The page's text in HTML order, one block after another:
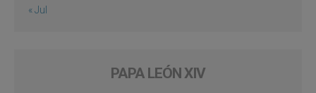
« Jul
PAPA LEÓN XIV